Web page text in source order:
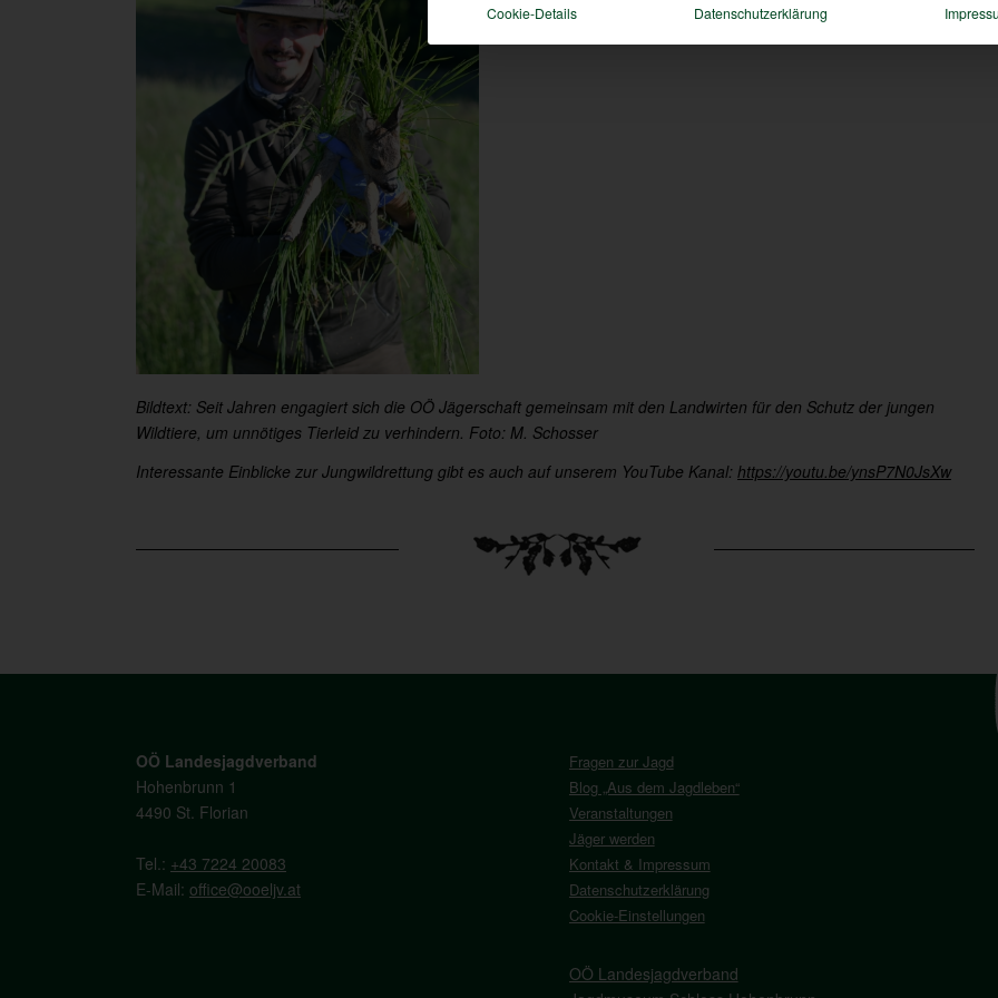
Bildtext: Seit Jahren engagiert sich die OÖ Jägerschaft gemeinsam mit den Landwirten für den Schutz der jungen
Wildtiere, um unnötiges Tierleid zu verhindern. Foto: M. Schosser
Interessante Einblicke zur Jungwildrettung gibt es auch auf unserem YouTube Kanal: https://youtu.be/ynsP7N0JsXw
OÖ Landesjagdverband
Hohenbrunn 1
4490 St. Florian
Tel.: +43 7224 20083
E-Mail: office@ooeljv.at
Fragen zur Jagd
Blog „Aus dem Jagdleben“
Veranstaltungen
Jäger werden
Kontakt & Impressum
Datenschutzerklärung
Cookie-Einstellungen
OÖ Landesjagdverband
Cookie-Details Datenschutzerklärung